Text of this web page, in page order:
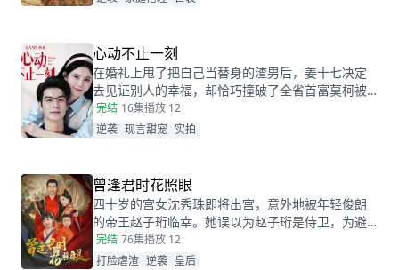
都五大豪门。为找父亲，他提升实力，婚后与苏轻
眉一同前往京都。
心动不止一刻
在婚礼上甩了把自己当替身的渣男后，姜十七决定
去见证别人的幸福，却恰巧撞破了全省首富莫柯被
当众逃婚的尴尬时刻。瞬间的悲愤交加，让姜十七
鼓起勇气见义勇为，上台演着戏嫁给了莫柯。但姜
还让她闯进了莫柯的心里。事后，莫柯购买了姜十
七所在的公司，成了空降的老板，开始了自己的茫
茫追妻之旅……
完结 16集播放 12
逆袭 现言甜宠 实拍
曾逢君时花照眼
四十岁的宫女沈秀珠即将出宫，意外地被年轻俊朗
的帝王赵子珩临幸。她误以为赵子珩是侍卫，为避
免淫秽后宫的罪罚，惊恐之下选择了逃离。六年
后，沈秀珠携龙凤胎现身宫廷百子宴，却被亲族羞
完结 76集播放 12
打脸虐渣 逆袭 皇后